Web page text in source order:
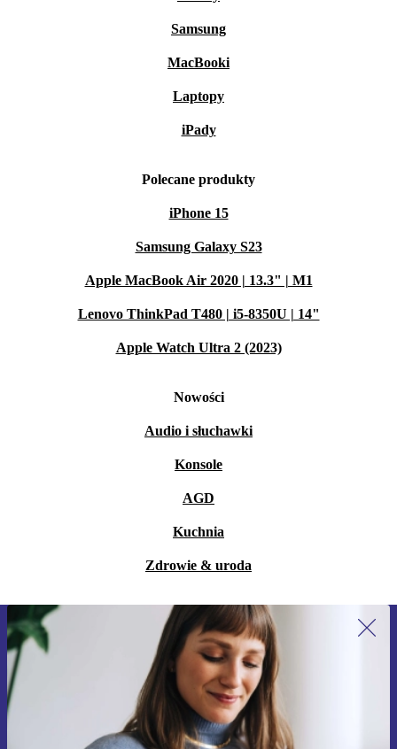
Samsung
MacBooki
Laptopy
iPady
Polecane produkty
iPhone 15
Samsung Galaxy S23
Apple MacBook Air 2020 | 13.3" | M1
Lenovo ThinkPad T480 | i5-8350U | 14"
Apple Watch Ultra 2 (2023)
Nowości
Audio i słuchawki
Konsole
AGD
Kuchnia
Zdrowie & uroda
Zapisz się na nasz newsletter!
Nie przegap żadnej oferty.